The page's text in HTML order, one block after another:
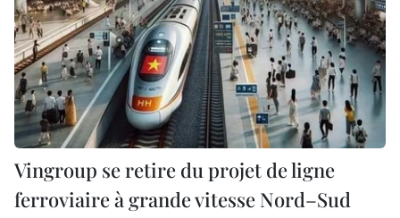
Vingroup se retire du projet de ligne
ferroviaire à grande vitesse Nord–Sud